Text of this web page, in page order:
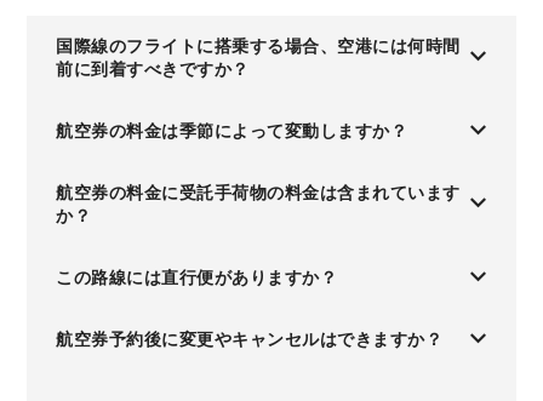
国際線のフライトに搭乗する場合、空港には何時間
前に到着すべきですか？
航空券の料金は季節によって変動しますか？
航空券の料金に受託手荷物の料金は含まれています
か？
この路線には直行便がありますか？
航空券予約後に変更やキャンセルはできますか？